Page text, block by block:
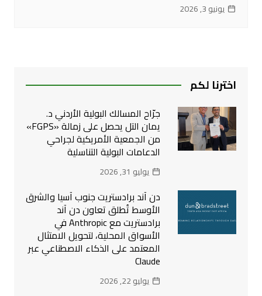
يونيو 3, 2026
اخترنا لكم
جرّاح المسالك البولية الأردني د.
يمان التل يحصل على زمالة «FGPS»
من الجمعية الأمريكية لجراحي
الدعامات البولية التناسلية
يوليو 31, 2026
دن آند برادستريت جنوب آسيا والشرق
الأوسط تُطلق تعاون دن آند
برادستريت مع Anthropic في
الأسواق المحلية، لتحويل الامتثال
المعتمد على الذكاء الاصطناعي عبر
Claude
يوليو 22, 2026